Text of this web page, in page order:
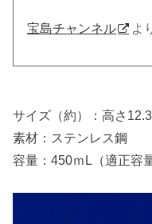
宝島チャンネル よ
サイズ（約）：高さ
素材：ステンレス鋼
容量：450ｍL（適正容